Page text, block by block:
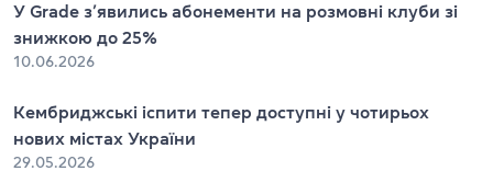
У Grade з’явились абонементи на розмовні клуби зі
знижкою до 25%
10.06.2026
Кембриджські іспити тепер доступні у чотирьох
нових містах України
29.05.2026